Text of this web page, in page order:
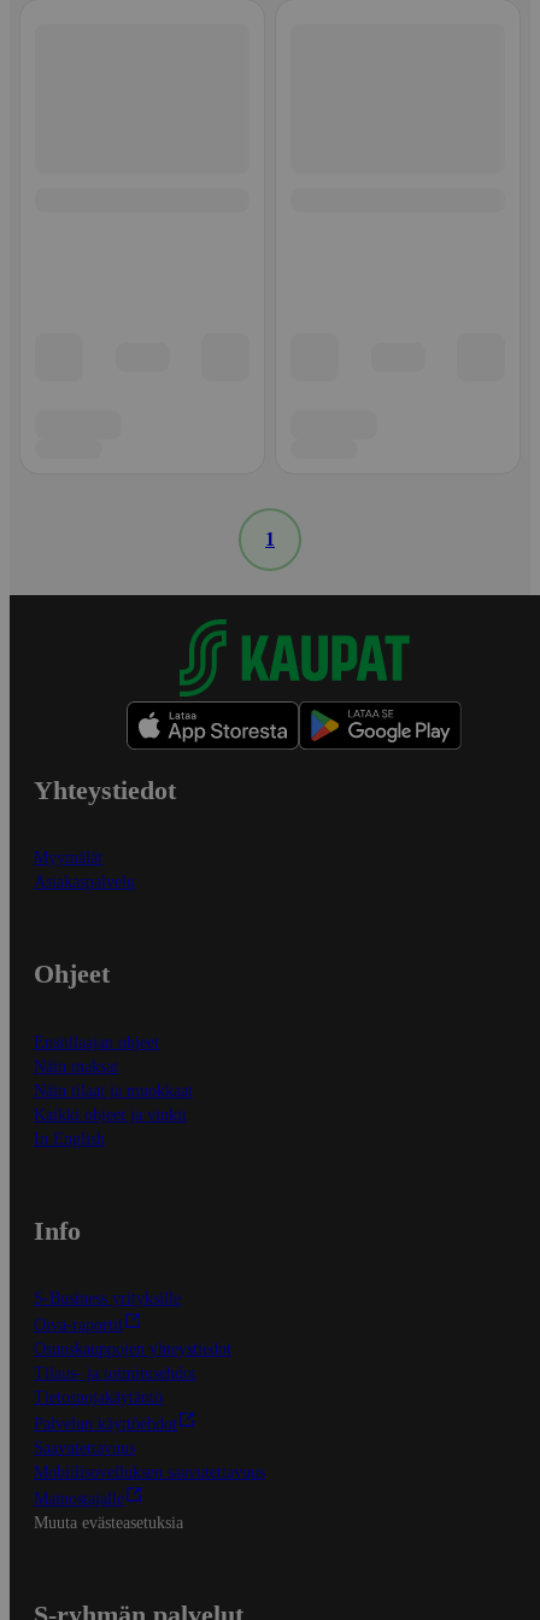
1
Yhteystiedot
Myymälät
Asiakaspalvelu
Ohjeet
Ensitilaajan ohjeet
Näin maksat
Näin tilaat ja muokkaat
Kaikki ohjeet ja vinkit
In English
Info
S-Business yrityksille
Oiva-raportit
Osuuskauppojen yhteystiedot
Tilaus- ja toimitusehdot
Tietosuojakäytäntö
Palvelun käyttöehdot
Saavutettavuus
Mobiilisovelluksen saavutettavuus
Mainostajalle
Muuta evästeasetuksia